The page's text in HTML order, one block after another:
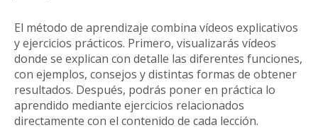
El método de aprendizaje combina vídeos explicativos
y ejercicios prácticos. Primero, visualizarás vídeos
donde se explican con detalle las diferentes funciones,
con ejemplos, consejos y distintas formas de obtener
resultados. Después, podrás poner en práctica lo
aprendido mediante ejercicios relacionados
directamente con el contenido de cada lección.